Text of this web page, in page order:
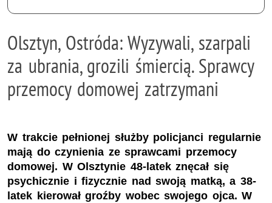
Olsztyn, Ostróda: Wyzywali, szarpali
za ubrania, grozili śmiercią. Sprawcy
przemocy domowej zatrzymani
W trakcie pełnionej służby policjanci regularnie
mają do czynienia ze sprawcami przemocy
domowej. W Olsztynie 48-latek znęcał się
psychicznie i fizycznie nad swoją matką, a 38-
latek kierował groźby wobec swojego ojca. W